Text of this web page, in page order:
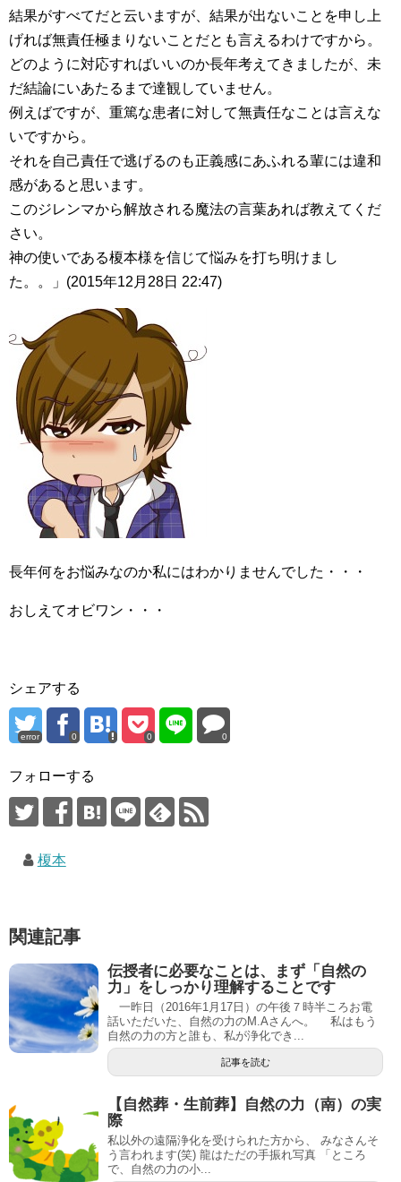
結果がすべてだと云いますが、結果が出ないことを申し上
げれば無責任極まりないことだとも言えるわけですから。
どのように対応すればいいのか長年考えてきましたが、未
だ結論にいあたるまで達観していません。
例えばですが、重篤な患者に対して無責任なことは言えな
いですから。
それを自己責任で逃げるのも正義感にあふれる輩には違和
感があると思います。
このジレンマから解放される魔法の言葉あれば教えてくだ
さい。
神の使いである榎本様を信じて悩みを打ち明けまし
た。。」(2015年12月28日 22:47)
長年何をお悩みなのか私にはわかりませんでした・・・
おしえてオビワン・・・
シェアする
error 0 0 0
フォローする
榎本
関連記事
伝授者に必要なことは、まず「自然の
力」をしっかり理解することです
一昨日（2016年1月17日）の午後７時半ころお電
話いただいた、自然の力のM.Aさんへ。 私はもう
自然の力の方と誰も、私が浄化でき...
記事を読む
【自然葬・生前葬】自然の力（南）の実
際
私以外の遠隔浄化を受けられた方から、 みなさんそ
う言われます(笑) 龍はただの手振れ写真 「ところ
で、自然の力の小...